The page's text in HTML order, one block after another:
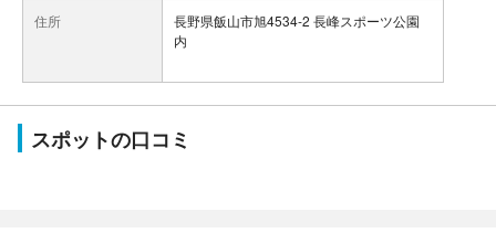
住所
長野県飯山市旭4534-2 長峰スポーツ公園
内
スポットの口コミ